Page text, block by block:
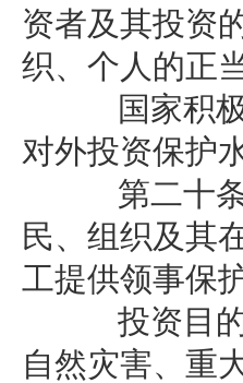
资者及其投资
织、个人的正
国家积极
对外投资保护
第二十条
民、组织及其
工提供领事保
投资目的
自然灾害、重